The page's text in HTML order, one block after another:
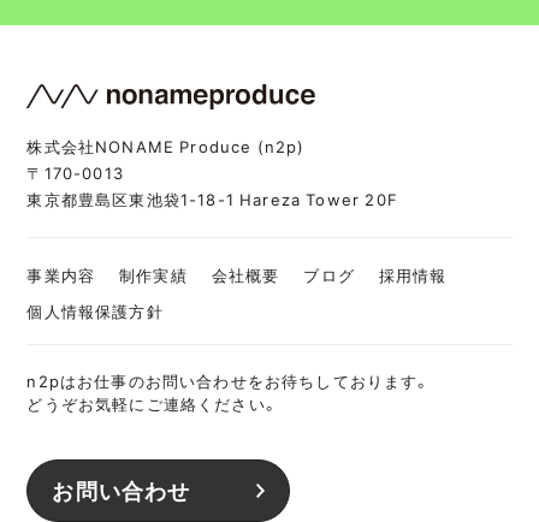
株式会社NONAME Produce (n2p)
〒170-0013
東京都豊島区東池袋1-18-1 Hareza Tower 20F
事業内容 制作実績 会社概要 ブログ
採用情報
個人情報保護方針
n2pはお仕事のお問い合わせをお待ちしております。
どうぞお気軽にご連絡ください。
お問い合わせ